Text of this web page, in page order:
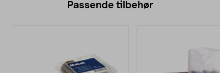
Passende tilbehør